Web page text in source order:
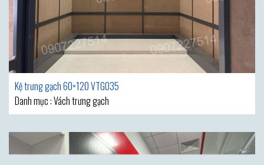
Kệ trưng gạch 60×120 VTG035
Danh mục : Vách trưng gạch